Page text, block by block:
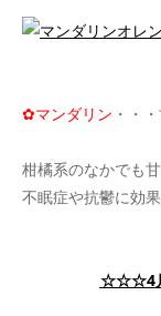
✿マンダリン ・・
柑橘系のなかでも
不眠症や抗鬱に効
☆☆☆4